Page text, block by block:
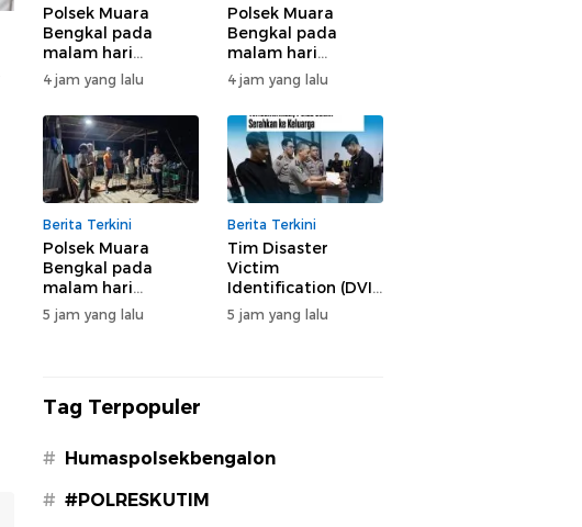
Polsek Muara
Bengkal pada
malam hari
melaksanakan
kegiatan patroli
unit samapta di
wilayahnya secara
rutin
4 jam yang lalu
Polsek Muara
Bengkal pada
malam hari
melaksanakan
kegiatan patroli
cipkon/kryd secara
rutin di wilayahnya
4 jam yang lalu
Berita Terkini
Polsek Muara
Bengkal pada
malam hari
melaksanakan
kegiatan sambang
5 jam yang lalu
Berita Terkini
Tim Disaster
Victim
Identification (DVI)
Biddokkes Polda
Jawa Timur terus
ilmiah, transparan,
5 jam yang lalu
Tag Terpopuler
#
Humaspolsekbengalon
# #POLRESKUTIM